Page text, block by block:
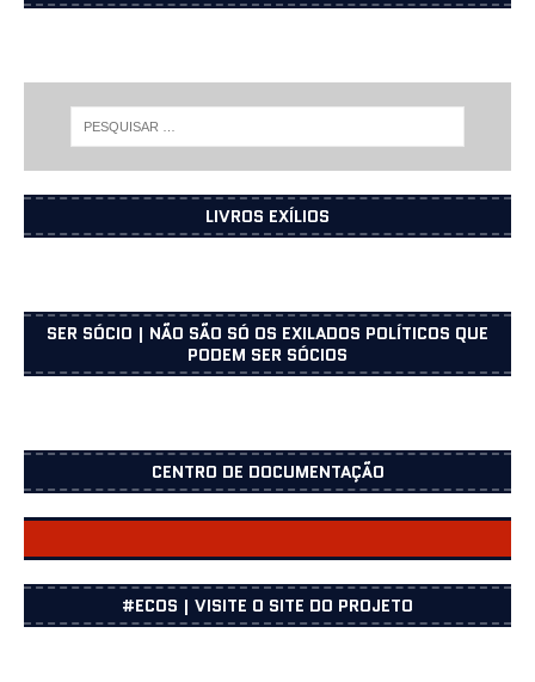
LIVROS EXÍLIOS
SER SÓCIO | NÃO SÃO SÓ OS EXILADOS POLÍTICOS QUE
PODEM SER SÓCIOS
CENTRO DE DOCUMENTAÇÃO
CENTRO DOCUMENTAÇÃO
#ECOS | VISITE O SITE DO PROJETO